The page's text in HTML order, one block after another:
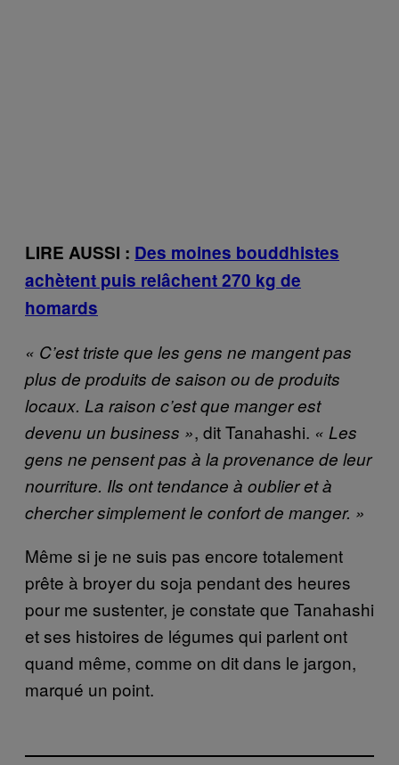
LIRE AUSSI : Des moines bouddhistes
achètent puis relâchent 270 kg de
homards
« C’est triste que les gens ne mangent pas
plus de produits de saison ou de produits
locaux. La raison c’est que manger est
devenu un business », dit Tanahashi. « Les
gens ne pensent pas à la provenance de leur
nourriture. Ils ont tendance à oublier et à
chercher simplement le confort de manger. »
Même si je ne suis pas encore totalement
prête à broyer du soja pendant des heures
pour me sustenter, je constate que Tanahashi
et ses histoires de légumes qui parlent ont
quand même, comme on dit dans le jargon,
marqué un point.